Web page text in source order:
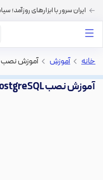
ایران سرور با ابزارهای روزآمد؛
خانه > آموزش > آموزش نصب postgreSQL روی سی پنل
آموزش نصب postgreSQL روی سی پنل